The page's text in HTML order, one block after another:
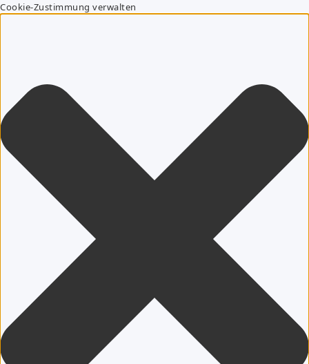
Cookie-Zustimmung verwalten